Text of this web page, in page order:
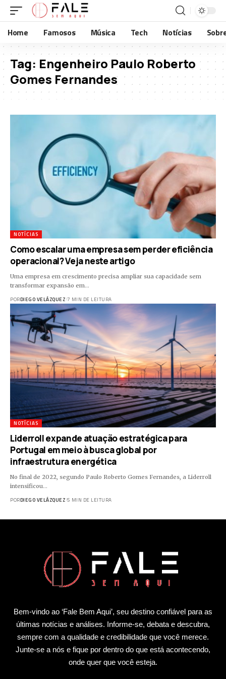
Home Famosos Música Tech Notícias
Tag: Engenheiro Paulo Roberto
Gomes Fernandes
NOTÍCIAS
Como escalar uma empresa sem perder eficiência
operacional? Veja neste artigo
Uma empresa em crescimento precisa ampliar sua capacidade sem
transformar expansão em…
PORDIEGO VELÁZQUEZ 7 MIN DE LEITURA
NOTÍCIAS
Liderroll expande atuação estratégica para
Portugal em meio à busca global por
infraestrutura energética
No final de 2022, segundo Paulo Roberto Gomes Fernandes, a Liderroll
intensificou…
PORDIEGO VELÁZQUEZ 5 MIN DE LEITURA
Bem-vindo ao ‘Fale Bem Aqui’, seu destino confiável para as
últimas notícias e análises. Informe-se, debata e descubra,
sempre com a qualidade e credibilidade que você merece.
Junte-se a nós e fique por dentro do que está acontecendo,
onde quer que você esteja.